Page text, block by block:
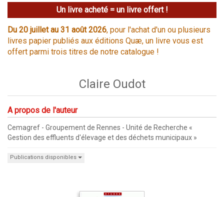
Un livre acheté = un livre offert !
Du 20 juillet au 31 août 2026, pour l'achat d'un ou plusieurs
livres papier publiés aux éditions Quæ, un livre vous est
offert parmi trois titres de notre catalogue !
Claire Oudot
A propos de l'auteur
Cemagref - Groupement de Rennes - Unité de Recherche «
Gestion des effluents d'élevage et des déchets municipaux »
Publications disponibles